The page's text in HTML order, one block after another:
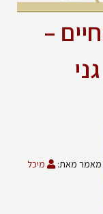
–
מאמר מאת: מיכל